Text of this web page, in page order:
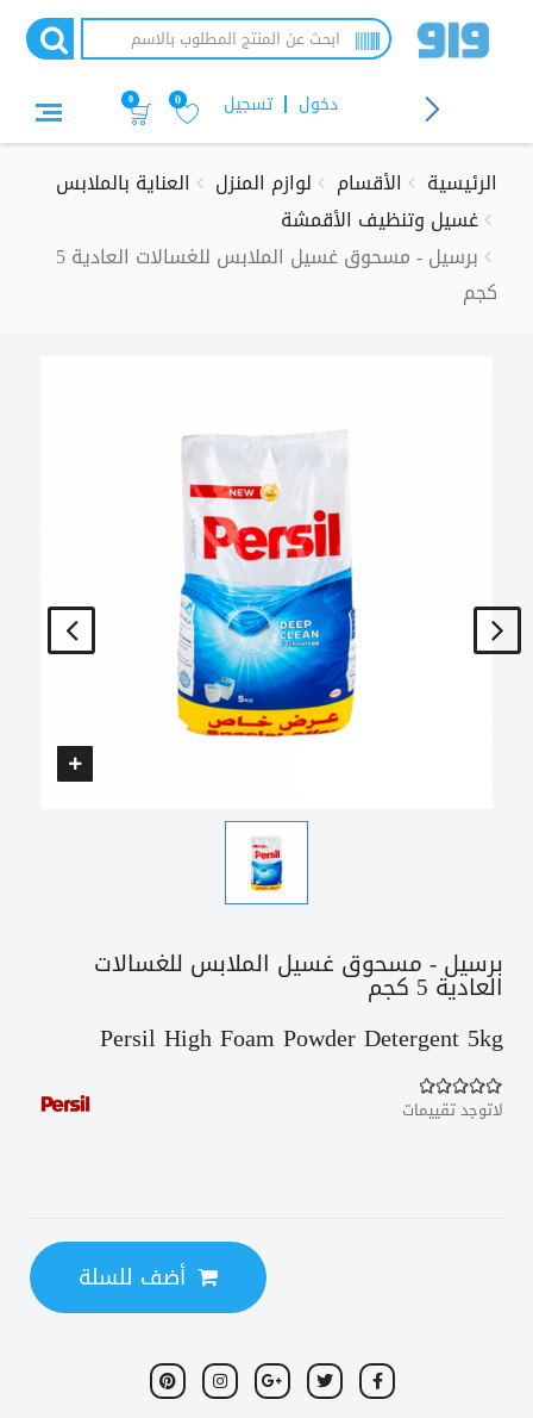
تسجيل دخول 0
0
الرئيسية الأقسام لوازم المنزل
العناية بالملابس
غسيل وتنظيف الأقمشة
برسيل - مسحوق غسيل الملابس للغسالات العادية 5
كجم
برسيل - مسحوق غسيل الملابس للغسالات
العادية 5 كجم
Persil High Foam Powder Detergent 5kg
لاتوجد تقييمات
أضف للسلة